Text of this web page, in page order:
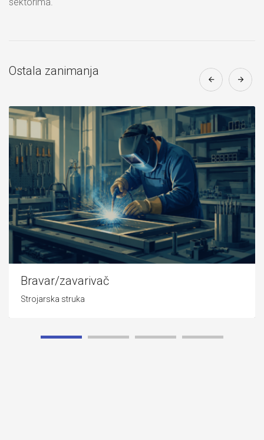
Ostala zanimanja
Bravar/zavarivač
Strojarska struka